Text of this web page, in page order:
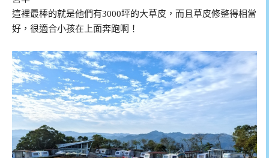
這裡最棒的就是他們有3000坪的大草皮，而且草皮修整得相當
好，很適合小孩在上面奔跑啊！